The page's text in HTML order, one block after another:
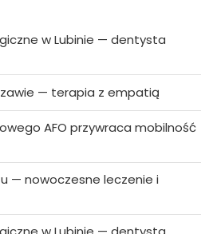
w Lubinie — dentysta
— terapia z empatią
AFO przywraca mobilność
— nowoczesne leczenie i